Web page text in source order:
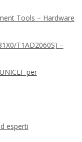
Tools – Hardware
T1AD2060S) –
per
esperti